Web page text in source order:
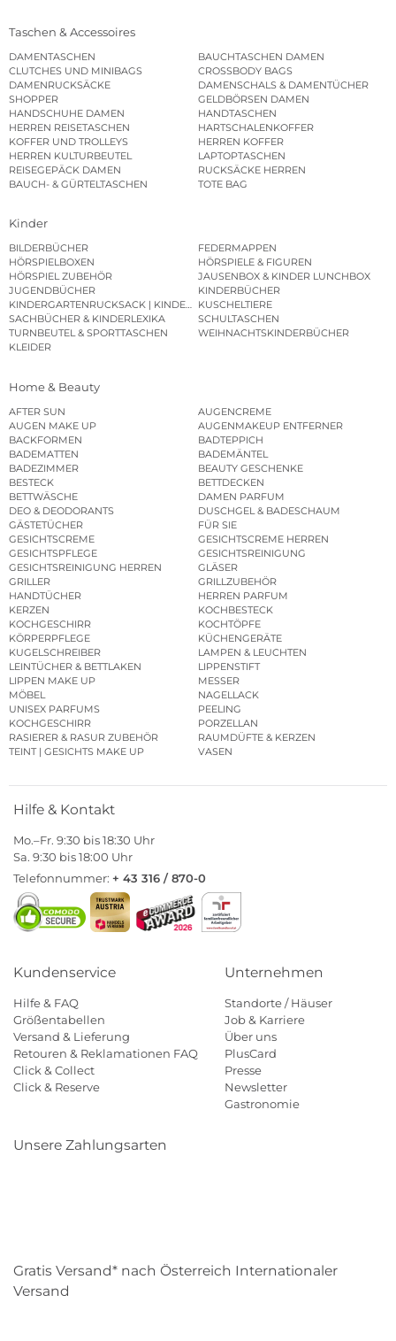
Taschen & Accessoires
DAMENTASCHEN
BAUCHTASCHEN DAMEN
CLUTCHES UND MINIBAGS
CROSSBODY BAGS
DAMENRUCKSÄCKE
DAMENSCHALS & DAMENTÜCHER
SHOPPER
GELDBÖRSEN DAMEN
HANDSCHUHE DAMEN
HANDTASCHEN
HERREN REISETASCHEN
HARTSCHALENKOFFER
KOFFER UND TROLLEYS
HERREN KOFFER
HERREN KULTURBEUTEL
LAPTOPTASCHEN
REISEGEPÄCK DAMEN
RUCKSÄCKE HERREN
BAUCH- & GÜRTELTASCHEN
TOTE BAG
Kinder
BILDERBÜCHER
FEDERMAPPEN
HÖRSPIELBOXEN
HÖRSPIELE & FIGUREN
HÖRSPIEL ZUBEHÖR
JAUSENBOX & KINDER LUNCHBOX
JUGENDBÜCHER
KINDERBÜCHER
KINDERGARTENRUCKSACK | KINDERGARTENBEUTEL
KUSCHELTIERE
SACHBÜCHER & KINDERLEXIKA
SCHULTASCHEN
TURNBEUTEL & SPORTTASCHEN
WEIHNACHTSKINDERBÜCHER
KLEIDER
Home & Beauty
AFTER SUN
AUGENCREME
AUGEN MAKE UP
AUGENMAKEUP ENTFERNER
BACKFORMEN
BADTEPPICH
BADEMATTEN
BADEMÄNTEL
BADEZIMMER
BEAUTY GESCHENKE
BESTECK
BETTDECKEN
BETTWÄSCHE
DAMEN PARFUM
DEO & DEODORANTS
DUSCHGEL & BADESCHAUM
GÄSTETÜCHER
FÜR SIE
GESICHTSCREME
GESICHTSCREME HERREN
GESICHTSPFLEGE
GESICHTSREINIGUNG
GESICHTSREINIGUNG HERREN
GLÄSER
GRILLER
GRILLZUBEHÖR
HANDTÜCHER
HERREN PARFUM
KERZEN
KOCHBESTECK
KOCHGESCHIRR
KOCHTÖPFE
KÖRPERPFLEGE
KÜCHENGERÄTE
KUGELSCHREIBER
LAMPEN & LEUCHTEN
LEINTÜCHER & BETTLAKEN
LIPPENSTIFT
LIPPEN MAKE UP
MESSER
MÖBEL
NAGELLACK
UNISEX PARFUMS
PEELING
KOCHGESCHIRR
PORZELLAN
RASIERER & RASUR ZUBEHÖR
RAUMDÜFTE & KERZEN
TEINT | GESICHTS MAKE UP
VASEN
Hilfe & Kontakt
Mo.–Fr. 9:30 bis 18:30 Uhr
Sa. 9:30 bis 18:00 Uhr
Telefonnummer: + 43 316 / 870-0
Kundenservice
Hilfe & FAQ
Größentabellen
Versand & Lieferung
Retouren & Reklamationen FAQ
Click & Collect
Click & Reserve
Unternehmen
Standorte / Häuser
Job & Karriere
Über uns
PlusCard
Presse
Newsletter
Gastronomie
Unsere Zahlungsarten
Gratis Versand* nach Österreich Internationaler
Versand